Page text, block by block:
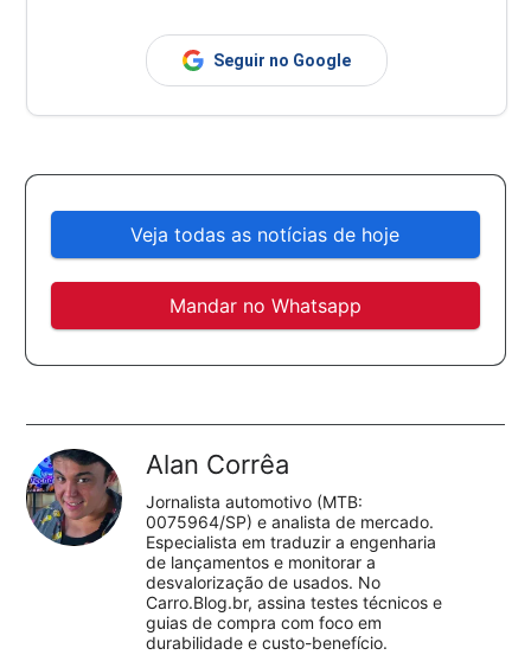
Seguir no Google
Veja todas as notícias de hoje
Mandar no Whatsapp
Alan Corrêa
Jornalista automotivo (MTB:
0075964/SP) e analista de mercado.
Especialista em traduzir a engenharia
de lançamentos e monitorar a
desvalorização de usados. No
Carro.Blog.br, assina testes técnicos e
guias de compra com foco em
durabilidade e custo-benefício.